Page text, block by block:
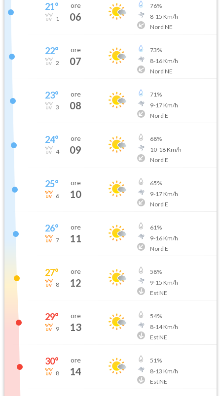
21°
1
ore
06
76%
8-15 Km/h
Nord NE
22°
2
ore
07
73%
8-16Km/h
Nord NE
23°
3
ore
08
71%
9-17Km/h
Nord E
24°
4
ore
09
68%
10-18Km/h
Nord E
25°
6
ore
10
65%
9-17Km/h
Nord E
26°
7
ore
11
61%
9-16Km/h
Nord E
27°
8
ore
12
58%
9-15 Km/h
Est NE
29°
9
ore
13
54%
8-14Km/h
Est NE
30°
8
ore
14
51%
8-13 Km/h
Est NE